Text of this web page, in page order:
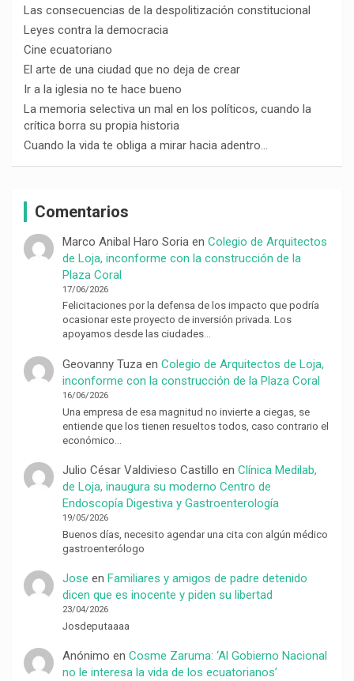
Las consecuencias de la despolitización constitucional
Leyes contra la democracia
Cine ecuatoriano
El arte de una ciudad que no deja de crear
Ir a la iglesia no te hace bueno
La memoria selectiva un mal en los políticos, cuando la
crítica borra su propia historia
Cuando la vida te obliga a mirar hacia adentro…
Comentarios
Marco Anibal Haro Soriaen Colegio de Arquitectos
de Loja, inconforme con la construcción de la
Plaza Coral
17/06/2026
Felicitaciones por la defensa de los impacto que podría
ocasionar este proyecto de inversión privada. Los
apoyamos desde las ciudades…
Geovanny Tuzaen Colegio de Arquitectos de Loja,
inconforme con la construcción de la Plaza Coral
16/06/2026
Una empresa de esa magnitud no invierte a ciegas, se
entiende que los tienen resueltos todos, caso contrario el
económico…
Julio César Valdivieso Castillo en Clínica Medilab,
de Loja, inaugura su moderno Centro de
Endoscopía Digestiva y Gastroenterología
19/05/2026
Buenos días, necesito agendar una cita con algún médico
gastroenterólogo
Jose en Familiares y amigos de padre detenido
dicen que es inocente y piden su libertad
23/04/2026
Josdeputaaaa
Anónimo en Cosme Zaruma: ‘Al Gobierno Nacional
no le interesa la vida de los ecuatorianos’